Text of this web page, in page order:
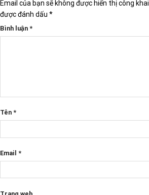
Email của bạn sẽ không được hiển thị công khai.
được đánh dấu *
Bình luận *
Tên *
Email *